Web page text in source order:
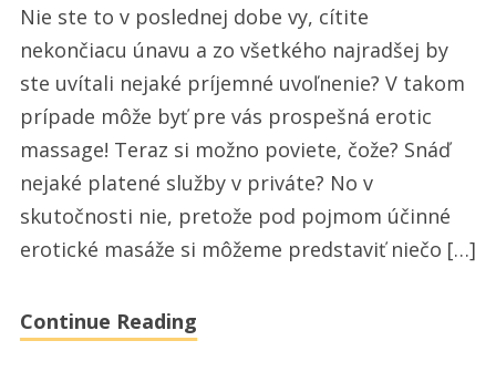
s
názvem
Tantra
salón
a
erotické
masáže
Nie ste to v poslednej dobe vy, cítite
nekončiacu únavu a zo všetkého najradšej by
ste uvítali nejaké príjemné uvoľnenie? V takom
prípade môže byť pre vás prospešná erotic
massage! Teraz si možno poviete, čože? Snáď
nejaké platené služby v priváte? No v
skutočnosti nie, pretože pod pojmom účinné
erotické masáže si môžeme predstaviť niečo […]
Continue Reading